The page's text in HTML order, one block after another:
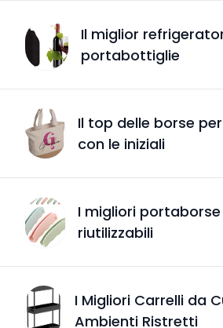
Il miglior
portabottiglie
Il top delle borse
con le iniziali
I migliori
riutilizzabili
I Migliori Carrelli da
Ambienti Ristretti